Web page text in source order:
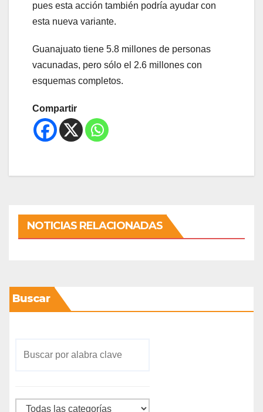
pues esta acción también podría ayudar con
esta nueva variante.
Guanajuato tiene 5.8 millones de personas
vacunadas, pero sólo el 2.6 millones con
esquemas completos.
Compartir
NOTICIAS RELACIONADAS
Buscar